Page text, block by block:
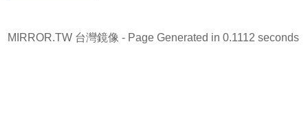
MIRROR.TW 台灣鏡像 - Page Generated in 0.1112 seconds